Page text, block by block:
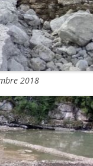
2018